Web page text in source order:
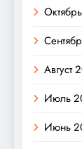
Август
Июль
Июнь